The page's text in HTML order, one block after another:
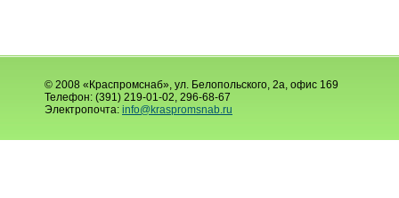
© 2008 «Краспромснаб», ул. Белопольского, 2а, офис 169
Телефон: (391) 219-01-02, 296-68-67
Электропочта: info@kraspromsnab.ru